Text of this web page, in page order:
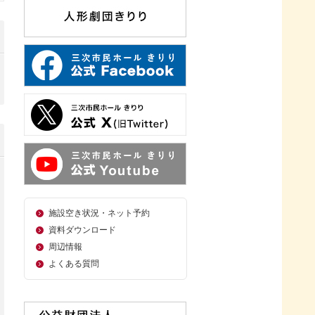
施設空き状況・ネット予約
資料ダウンロード
周辺情報
よくある質問